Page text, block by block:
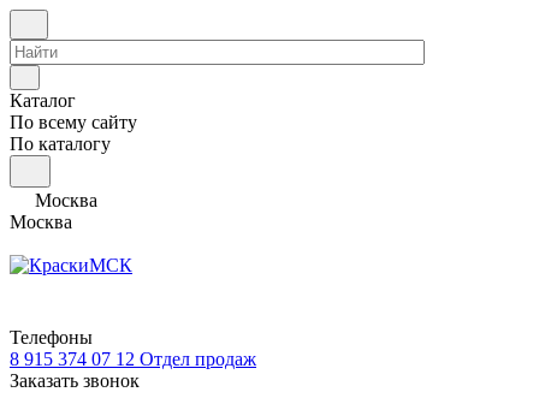
Каталог
По всему сайту
По каталогу
Москва
Москва
Телефоны
8 915 374 07 12 Отдел продаж
Заказать звонок